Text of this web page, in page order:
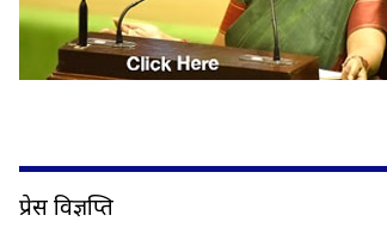
प्रेस विज्ञप्ति